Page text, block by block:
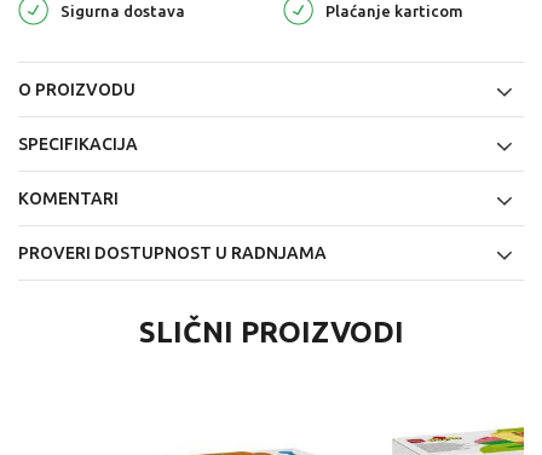
Sigurna dostava Plaćanje karticom
O PROIZVODU
SPECIFIKACIJA
KOMENTARI
PROVERI DOSTUPNOST U RADNJAMA
SLIČNI PROIZVODI